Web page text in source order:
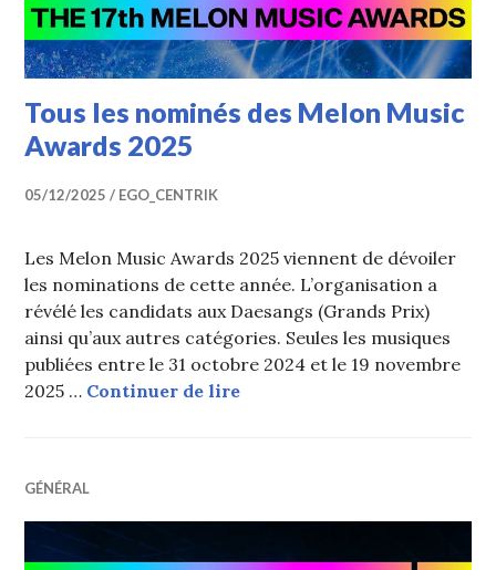
Tous les nominés des Melon Music
Awards 2025
05/12/2025 EGO_CENTRIK
Les Melon Music Awards 2025 viennent de dévoiler
les nominations de cette année. L’organisation a
révélé les candidats aux Daesangs (Grands Prix)
ainsi qu’aux autres catégories. Seules les musiques
publiées entre le 31 octobre 2024 et le 19 novembre
2025 … Continuer de lireTous les nominés des
GÉNÉRAL